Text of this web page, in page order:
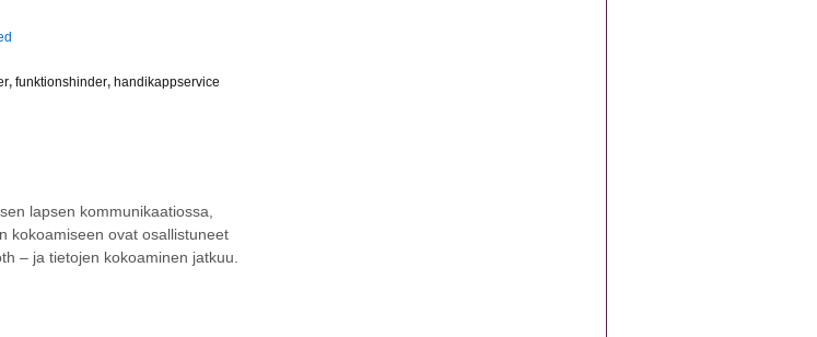
, funktionshinder, handikappservice
lapsen kommunikaatiossa,
kokoamiseen ovat osallistuneet
– ja tietojen kokoaminen jatkuu.